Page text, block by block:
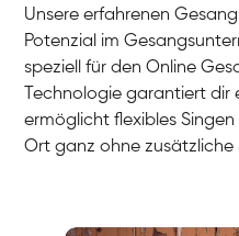
Unsere erfahrenen
Potenzial im
speziell für den Online
Technologie garantiert
ermöglicht flexibles
Ort ganz ohne